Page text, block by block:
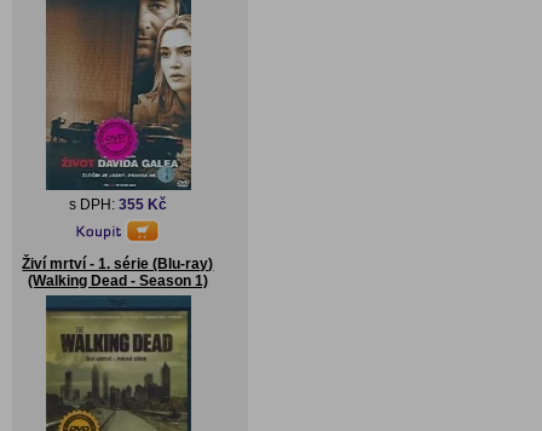
s DPH: 355 Kč
Živí mrtví - 1. série (Blu-ray)
(Walking Dead - Season 1)